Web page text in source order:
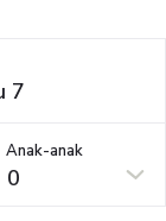
Anak-anak
0